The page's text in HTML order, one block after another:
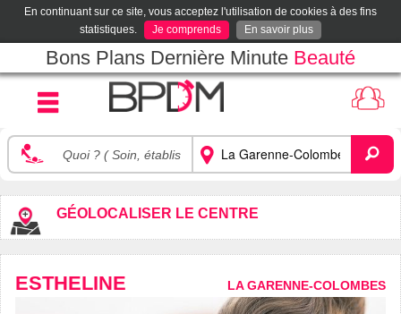
En continuant sur ce site, vous acceptez l'utilisation de cookies à des fins
statistiques.
Je comprends En savoir plus
Bons Plans Dernière Minute Beauté
GÉOLOCALISER LE CENTRE
ESTHELINE LA GARENNE-COLOMBES